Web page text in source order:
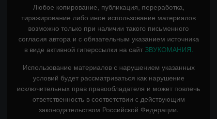
Любое копирование, публикация, переработка,
тиражирование либо иное использование материалов
возможно только при наличии такого письменного
согласия автора и с обязательным указанием источника
в виде активной гиперссылки на сайт ЗВУКОМАНИЯ.
Использование материалов с нарушением указанных
условий будет рассматриваться как нарушение
исключительных прав правообладателя и может повлечь
ответственность в соответствии с действующим
законодательством Российской Федерации.